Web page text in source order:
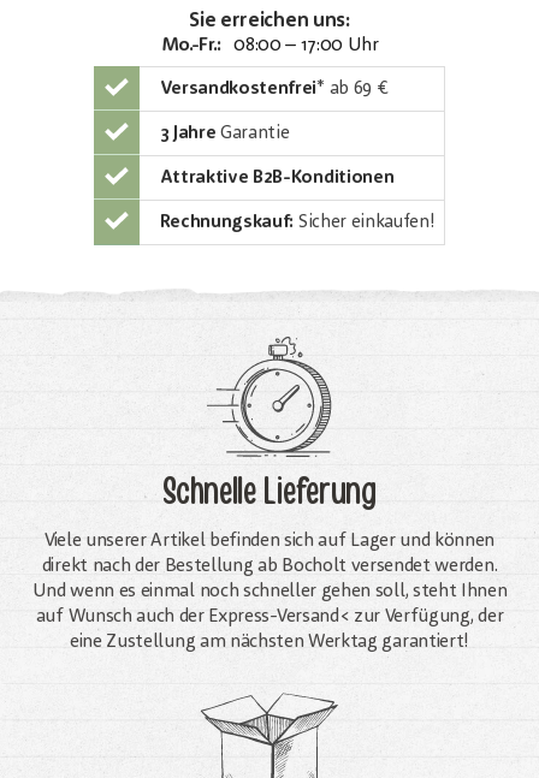
Sie erreichen uns:
Mo.-Fr.: 08:00 – 17:00 Uhr
Versandkostenfrei* ab 69 €
3 Jahre Garantie
Attraktive B2B-Konditionen
Rechnungskauf: Sicher einkaufen!
Schnelle Lieferung
Viele unserer Artikel befinden sich auf Lager und können
direkt nach der Bestellung ab Bocholt versendet werden.
Und wenn es einmal noch schneller gehen soll, steht Ihnen
auf Wunsch auch der Express-Versand< zur Verfügung, der
eine Zustellung am nächsten Werktag garantiert!